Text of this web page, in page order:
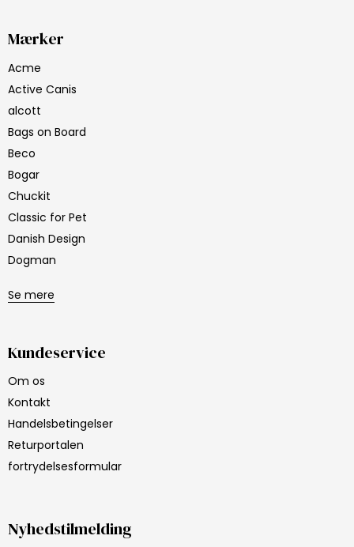
Mærker
Acme
Active Canis
alcott
Bags on Board
Beco
Bogar
Chuckit
Classic for Pet
Danish Design
Dogman
Se mere
Kundeservice
Om os
Kontakt
Handelsbetingelser
Returportalen
fortrydelsesformular
Nyhedstilmelding